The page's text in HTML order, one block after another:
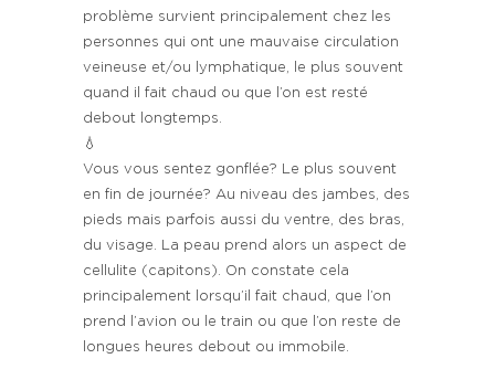
problème survient principalement chez les
personnes qui ont une mauvaise circulation
veineuse et/ou lymphatique, le plus souvent
quand il fait chaud ou que l’on est resté
debout longtemps.
💧
Vous vous sentez gonflée? Le plus souvent
en fin de journée? Au niveau des jambes, des
pieds mais parfois aussi du ventre, des bras,
du visage. La peau prend alors un aspect de
cellulite (capitons). On constate cela
principalement lorsqu’il fait chaud, que l’on
prend l’avion ou le train ou que l’on reste de
longues heures debout ou immobile.